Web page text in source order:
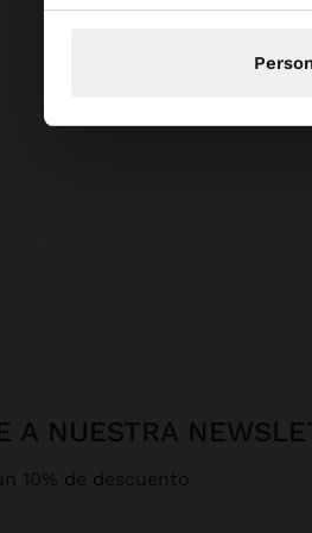
A NUESTRA
10% de descuento